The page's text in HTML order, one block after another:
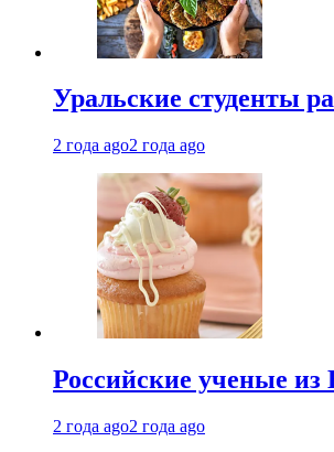
Уральские студенты
2 года ago2 года ago
Российские ученые из
2 года ago2 года ago